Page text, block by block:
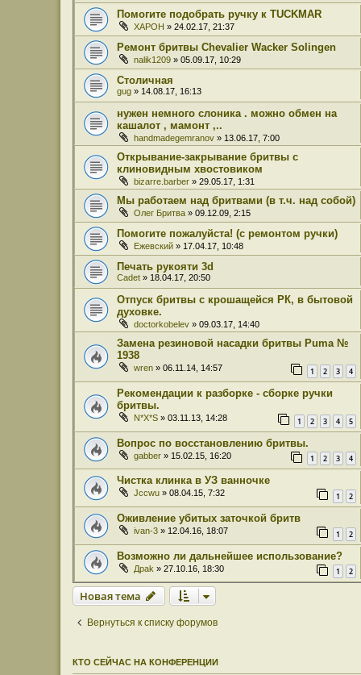
Помогите подобрать ручку к TUCKMAR
XAPOH » 24.02.17, 21:37
Ремонт бритвы Chevalier Wacker Solingen
nalik1209 » 05.09.17, 10:29
Столичная
gug » 14.08.17, 16:13
нужен немного слоника . можно обмен на
кашалот , мамонт ,..
handmadegemranov » 13.06.17, 7:00
Открывание-закрывание бритвы с
клиновидным хвостовиком
bizarre.barber » 29.05.17, 1:31
Мы работаем над бритвами (в т.ч. над собой)
Олег Бритва » 09.12.09, 2:15
Помогите пожалуйста! (с ремонтом ручки)
Ежевский » 17.04.17, 10:48
Печать рукояти 3d
Cadet » 18.04.17, 20:50
Отпуск бритвы с крошащейся РК, в бытовой
духовке.
doctorkobelev » 09.03.17, 14:40
Замена резиновой насадки бритвы Puma №
1938
wren » 06.11.14, 14:57 1 2 3 4
Рекомендации к разборке - сборке ручки
бритвы.
N*X*S » 03.11.13, 14:28 1 2 3 4 5
Вопрос по восстановлению бритвы.
gabber » 15.02.15, 16:20 1 2 3 4
Чистка клинка в УЗ ванночке
Jccwu » 08.04.15, 7:32 1 2
Оживление убитых заточкой бритв
ivan-3 » 12.04.16, 18:07 1 2
Возможно ли дальнейшее использование?
Дрak » 27.10.16, 18:30 1 2
Новая тема
Вернуться к списку форумов
КТО СЕЙЧАС НА КОНФЕРЕНЦИИ